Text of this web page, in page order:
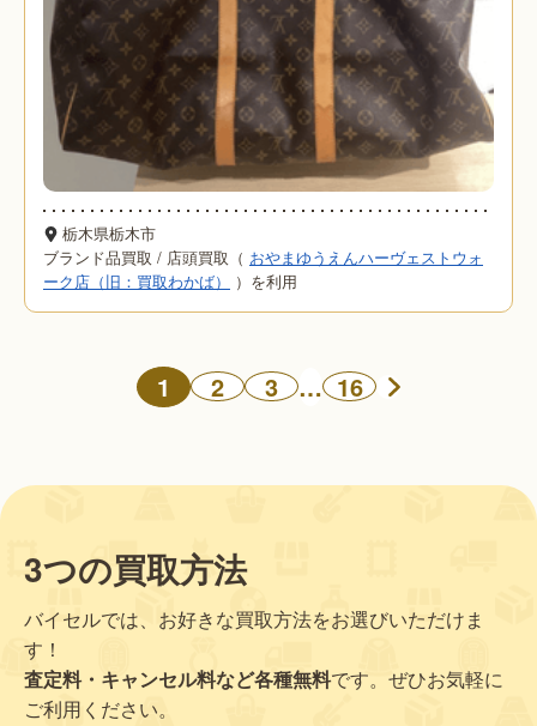
栃木県栃木市
ブランド品買取 / 店頭買取（ おやまゆうえんハーヴェストウォ
ーク店（旧：買取わかば）
）を利用
1 2 3 … 16
3つの買取方法
バイセルでは、お好きな買取方法をお選びいただけま
す！
査定料・キャンセル料など各種無料です。ぜひお気軽に
ご利用ください。